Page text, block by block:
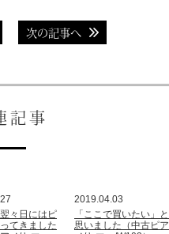
次の記事へ
記事
々日にはピ
てきました
2019.04.03
「ここで買いたい」と
思いました（中古ピア